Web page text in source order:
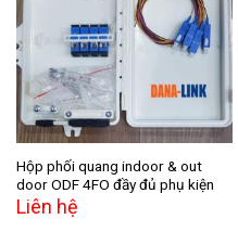
Add to
wishlist
Hộp phối quang indoor & out
door ODF 4FO đầy đủ phụ kiện
Liên hệ